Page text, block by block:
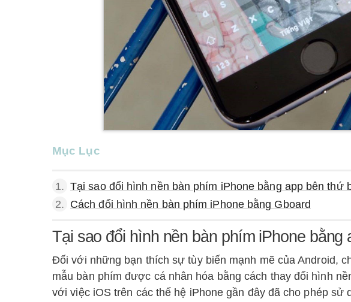
Mục Lục
1. Tại sao đổi hình nền bàn phím iPhone bằng app bên thứ
2. Cách đổi hình nền bàn phím iPhone bằng Gboard
Tại sao đổi hình nền bàn phím iPhone bằng
Đối với những bạn thích sự tùy biến mạnh mẽ của Android,
mẫu bàn phím được cá nhân hóa bằng cách thay đổi hình
với việc iOS trên các thế hệ iPhone gần đây đã cho phép